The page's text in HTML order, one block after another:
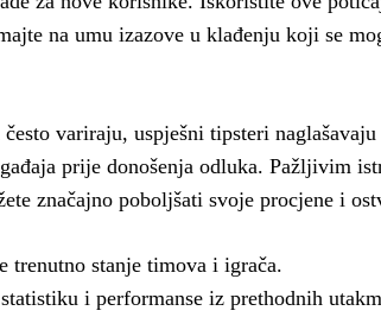
na umu izazove u klađenju koji se
variraju, uspješni tipsteri
prije donošenja odluka. Pažljivim
značajno poboljšati svoje procjene i
trenutno stanje timova i igrača.
i performanse iz prethodnih